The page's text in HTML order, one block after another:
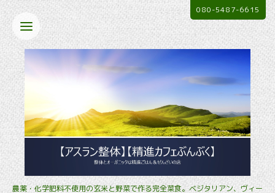
農薬・化学肥料不使用の玄米と野菜で作る完全菜食。ベジタリアン、ヴィー
080-5487-6615